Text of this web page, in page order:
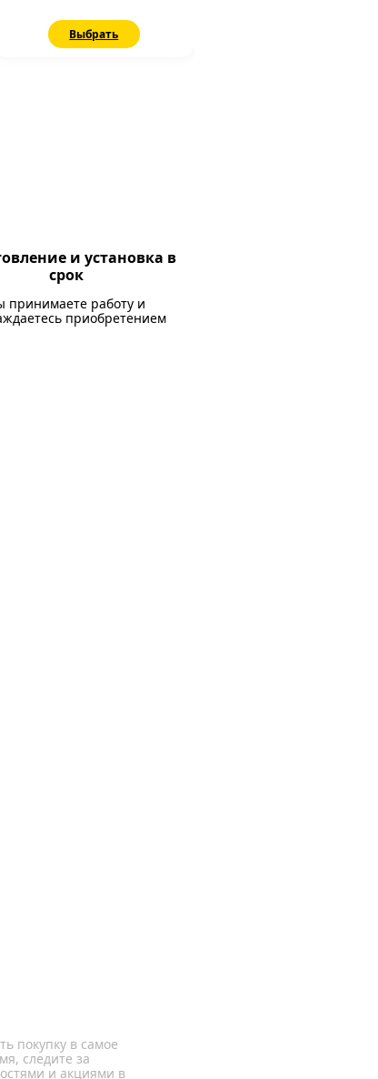
Выбрать
и установка в
срок
принимаете работу и
приобретением
покупку в самое
следите за
и акциями в